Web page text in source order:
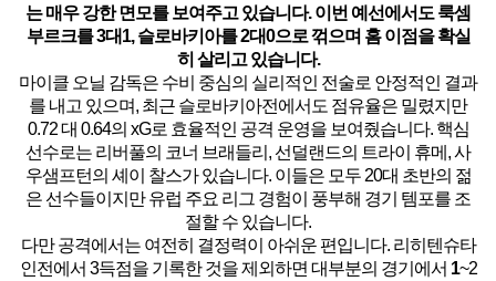
는 매우 강한 면모를 보여주고 있습니다.이번 예선에서도 룩셈
부르크를 3대1, 슬로바키아를 2대0으로 꺾으며 홈 이점을 확실
히 살리고 있습니다.
마이클 오닐 감독은 수비 중심의 실리적인 전술로 안정적인 결과
를 내고 있으며, 최근 슬로바키아전에서도 점유율은 밀렸지만
0.72 대 0.64의 xG로 효율적인 공격 운영을 보여줬습니다.핵심
선수로는 리버풀의 코너 브래들리, 선덜랜드의 트라이 휴메, 사
우샘프턴의 셰이 찰스가 있습니다. 이들은 모두 20대 초반의 젊
은 선수들이지만 유럽 주요 리그 경험이 풍부해 경기 템포를 조
절할 수 있습니다.
다만 공격에서는 여전히 결정력이 아쉬운 편입니다. 리히텐슈타
인전에서 3득점을 기록한 것을 제외하면 대부분의 경기에서 1~2